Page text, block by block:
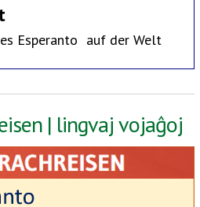
Esperanto auf der Welt
Bundes
| lingvaj vojaĝoj